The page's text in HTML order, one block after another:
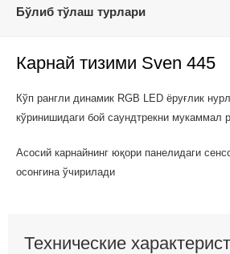
Бўлиб тўлаш турлари
Карнай тизими Sven 445
Кўп рангли динамик RGB LED ёруғлик
кўринишидаги бой саундтрекни мукаммал
Асосий карнайнинг юқори панелидаги
осонгина ўчирилади
Технические